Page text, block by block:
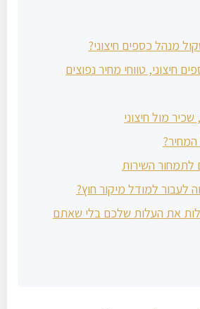
מנהל כספים חיצוני?
חיצוני, טווחי מחיר נפוצים
מול חיצוני
לתמחור השירות
לעבור למודל מיקור חוץ?
את העלות שלכם בלי שאתם